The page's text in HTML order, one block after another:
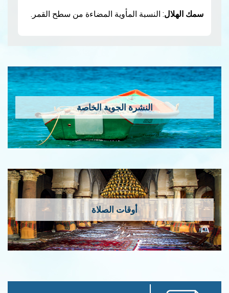
المأوية المضاءة من سطح القمر.
النشرة الجوية الخاصة
أوقات الصلاة